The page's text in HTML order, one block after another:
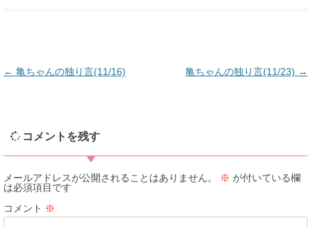
ゲ
ー
← 亀ちゃんの独り言(11/16) 亀ちゃんの独り言(11/23) →
コメントを残す
メールアドレスが公開されることはありません。 ※ が付いている欄
は必須項目です
コメント ※